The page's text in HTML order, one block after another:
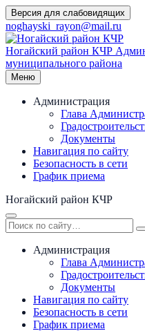
Перейти
к
содержимому
Версия для слабовидящих
noghayski_rayon@mail.ru
Ногайский район КЧР
муниципального района
Меню
Администрация
Глава
Документы
Навигация по сайту
Безопасность в сети
График приема
Ногайский район КЧР
Администрация
Глава
Документы
Навигация по сайту
Безопасность в сети
График приема